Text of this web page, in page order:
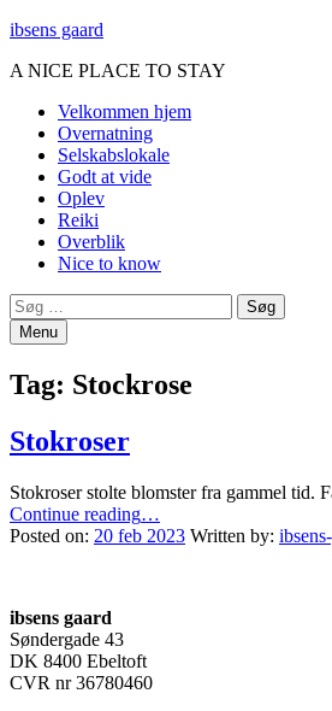
ibsens gaard
A NICE PLACE TO STAY
Primary
Menu
Velkommen hjem
Overnatning
Selskabslokale
Godt at vide
Oplev
Reiki
Overblik
Nice to know
Search
Søg
efter:
Menu
Tag: Stockrose
Stokroser
Stokroser stolte blomster fra gammel tid.
Continue reading“Stokroser”
…
Posted on: 20 feb 2023 Written by:
ibsens gaard
Søndergade 43
DK 8400 Ebeltoft
CVR nr 36780460